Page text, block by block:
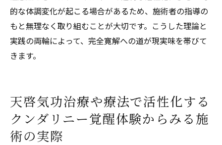
的な体調変化が起こる場合があるため、施術者の指導の
もと無理なく取り組むことが大切です。こうした理論と
実践の両輪によって、完全寛解への道が現実味を帯びて
きます。
天啓気功治療や療法で活性化する
クンダリニー覚醒体験からみる施
術の実際